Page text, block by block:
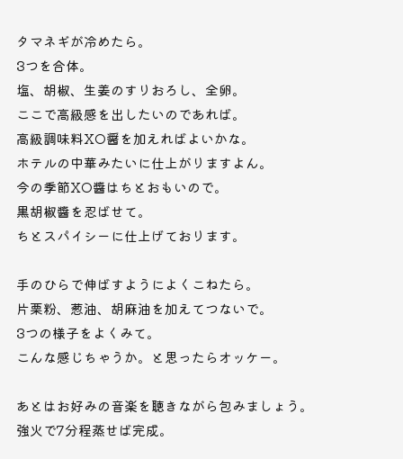
タマネギが冷めたら。
3つを合体。
塩、胡椒、生姜のすりおろし、全卵。
ここで高級感を出したいのであれば。
高級調味料XO醤を加えればよいかな。
ホテルの中華みたいに仕上がりますよん。
今の季節XO醬はちとおもいので。
黒胡椒醬を忍ばせて。
ちとスパイシーに仕上げております。
手のひらで伸ばすようによくこねたら。
片栗粉、葱油、胡麻油を加えてつないで。
3つの様子をよくみて。
こんな感じちゃうか。と思ったらオッケー。
あとはお好みの音楽を聴きながら包みましょう。
強火で7分程蒸せば完成。